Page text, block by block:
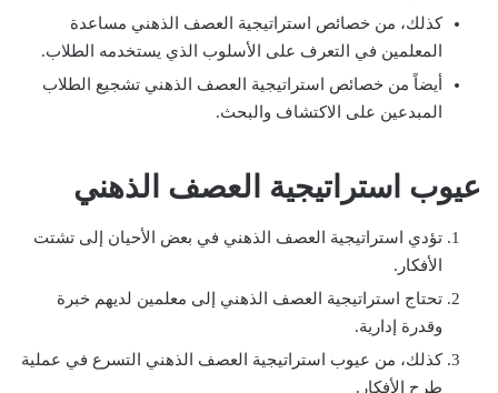
كذلك، من خصائص استراتيجية العصف الذهني مساعدة
المعلمين في التعرف على الأسلوب الذي يستخدمه الطلاب.
أيضاً من خصائص استراتيجية العصف الذهني تشجيع الطلاب
المبدعين على الاكتشاف والبحث.
عيوب استراتيجية العصف الذهني
تؤدي استراتيجية العصف الذهني في بعض الأحيان إلى تشتت
الأفكار.
تحتاج استراتيجية العصف الذهني إلى معلمين لديهم خبرة
وقدرة إدارية.
كذلك، من عيوب استراتيجية العصف الذهني التسرع في عملية
طرح الأفكار.